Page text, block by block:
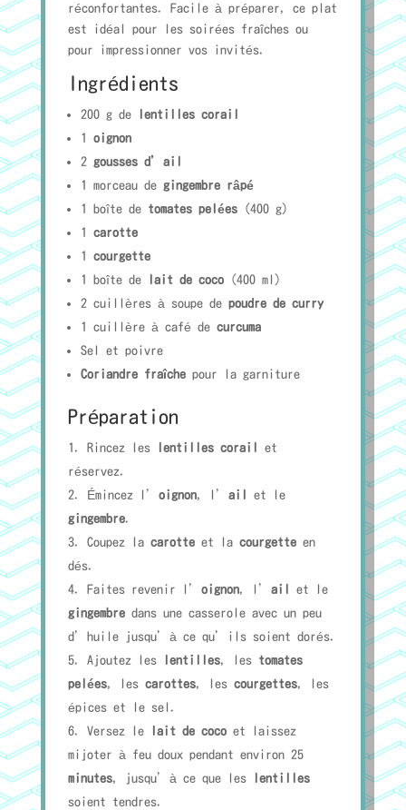
réconfortantes. Facile à préparer, ce plat
est idéal pour les soirées fraîches ou
pour impressionner vos invités.
Ingrédients
200 g de
lentilles corail
1 oignon
2 gousses d’ail
1 morceau de gingembre râpé
1 boîte de tomates pelées(400 g)
1 carotte
1 courgette
1 boîte de
lait de coco(400 ml)
2 cuillères à soupe de poudre de curry
1 cuillère à café de curcuma
Sel et poivre
Coriandre fraîchepour la garniture
Préparation
Rincez les lentilles corail
et
réservez.
Émincez l’ oignon, l’ ail
et le
gingembre.
Coupez la carotteet la courgetteen
dés.
Faites revenir l’ oignon, l’ ail
et le
gingembredans une casserole avec un peu
d’huile jusqu’à ce qu’ils soient dorés.
Ajoutez les
lentilles, les tomates
pelées, les carottes, les courgettes, les
épices et le sel.
Versez le
lait de cocoet laissez
mijoter à feu doux pendant environ 25
minutes, jusqu’à ce que les
lentilles
soient tendres.